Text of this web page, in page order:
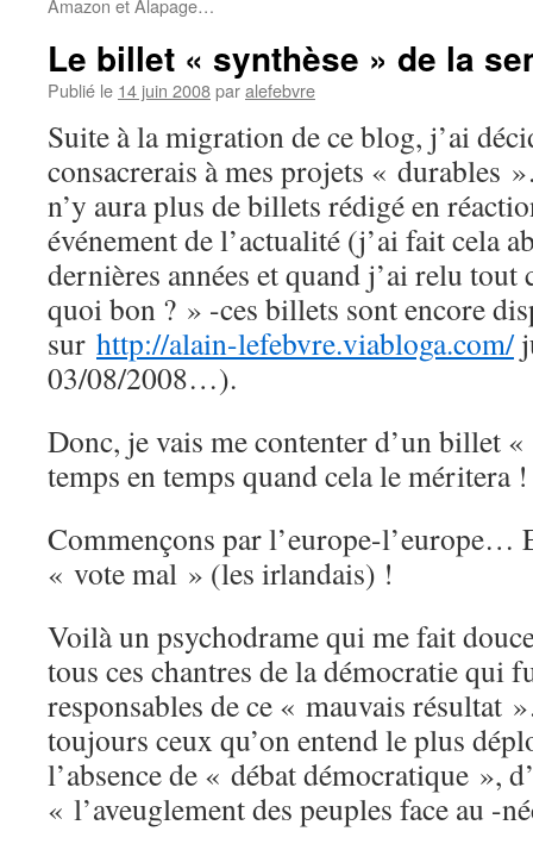
Amazon et Alapage…
Le billet « synthèse » de la
Publié le 14 juin 2008paralefebvre
Suite à la migration de ce blog, j’ai
consacrerais à mes projets « durables
n’y aura plus de billets rédigé en
événement de l’actualité (j’ai fait cela
dernières années et quand j’ai relu
quoi bon ? » -ces billets sont encore
sur http://alain-lefebvre.viabloga.com/
03/08/2008…).
Donc, je vais me contenter d’un billet
temps en temps quand cela le méritera !
Commençons par l’europe-l’europe…
« vote mal » (les irlandais) !
Voilà un psychodrame qui me fait
tous ces chantres de la démocratie qui
responsables de ce « mauvais résultat
toujours ceux qu’on entend le plus
l’absence de « débat démocratique »,
« l’aveuglement des peuples face au -